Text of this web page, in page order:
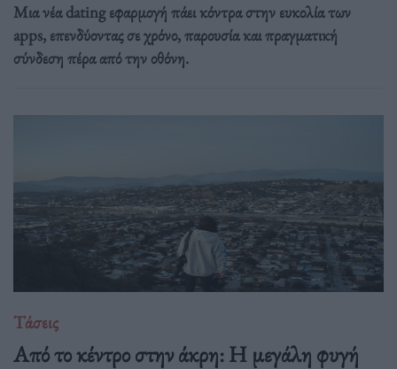
Μια νέα dating εφαρμογή πάει κόντρα στην ευκολία των
apps, επενδύοντας σε χρόνο, παρουσία και πραγματική
σύνδεση πέρα από την οθόνη.
Τάσεις
Από το κέντρο στην άκρη: H μεγάλη φυγή